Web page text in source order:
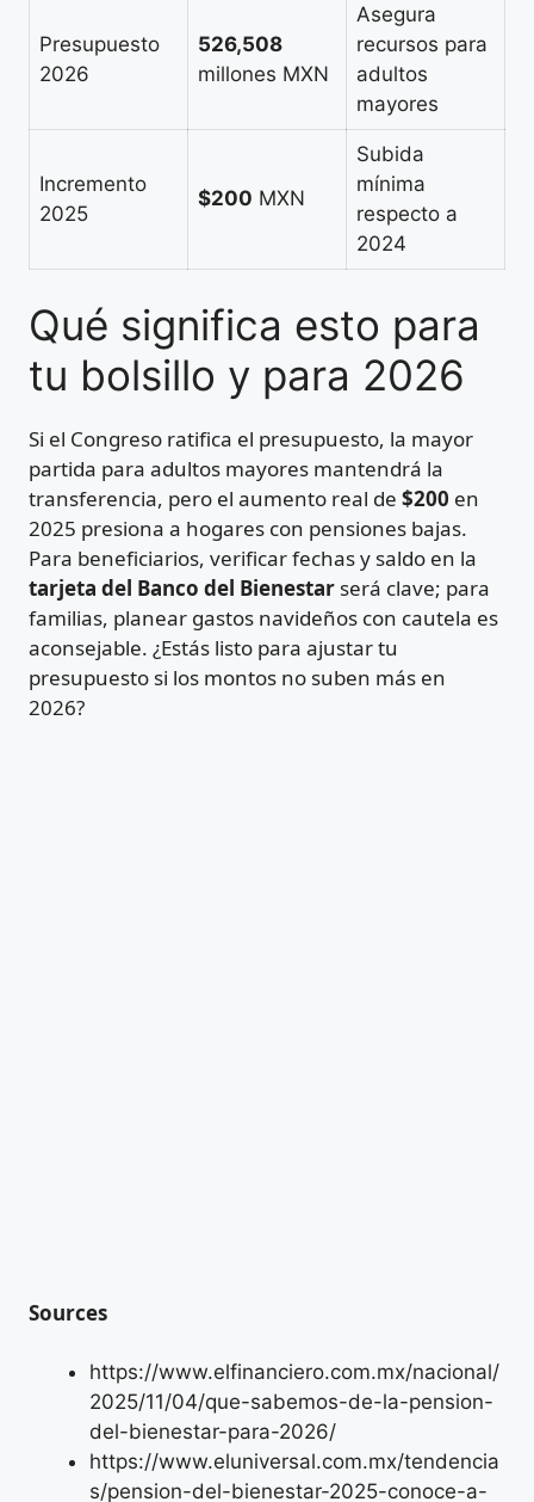
Presupuesto
2026
526,508
millones MXN
Asegura
recursos para
adultos
mayores
Incremento
2025
$200 MXN
Subida
mínima
respecto a
2024
Qué significa esto para
tu bolsillo y para 2026
Si el Congreso ratifica el presupuesto, la mayor
partida para adultos mayores mantendrá la
transferencia, pero el aumento real de $200 en
2025 presiona a hogares con pensiones bajas.
Para beneficiarios, verificar fechas y saldo en la
tarjeta del Banco del Bienestar será clave; para
familias, planear gastos navideños con cautela es
aconsejable. ¿Estás listo para ajustar tu
presupuesto si los montos no suben más en
2026?
Sources
https://www.elfinanciero.com.mx/nacional/
2025/11/04/que-sabemos-de-la-pension-
del-bienestar-para-2026/
https://www.eluniversal.com.mx/tendencia
s/pension-del-bienestar-2025-conoce-a-